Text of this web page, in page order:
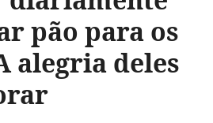
pão para os
alegria deles